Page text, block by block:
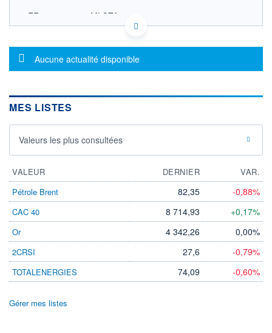
FR0000054066 MLCTA
EURONEXT PARIS DONNÉES TEMPS RÉEL
Cotation sur les autres places
+ HAUT
0,000
+ BAS
0
LIMITE À LA
BAISSE
0,001
LIMITE À LA
14,300
RENDEMENT PER ESTIMÉ
DIVIDENDE
0,00 EUR
DERNIER
DIVIDENDE
-
PROCHAIN
DIVIDENDE
Message d'information
Aucune actualité disponible
MES LISTES
Valeurs les plus consultées
VALEUR DERNIER
VAR.
Pétrole Brent
82,35 -0,88%
CAC 40 8 714,93 +0,17%
Or 4 342,26 0,00%
2CRSI 27,6 -0,79%
TOTALENERGIES 74,09 -0,60%
Gérer mes listes